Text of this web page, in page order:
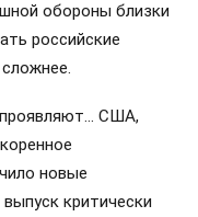
обороны близки
российские
США,
новые
критически